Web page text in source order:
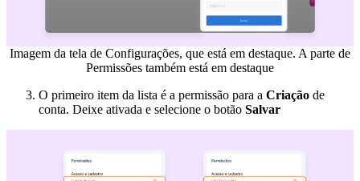
Imagem da tela de Configurações, que está em destaque. A parte de
Permissões também está em destaque
O primeiro item da lista é a permissão para a Criação de
conta. Deixe ativada e selecione o botão Salvar